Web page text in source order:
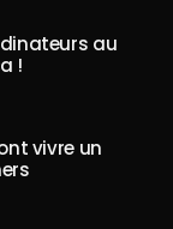
au
!
vivre un